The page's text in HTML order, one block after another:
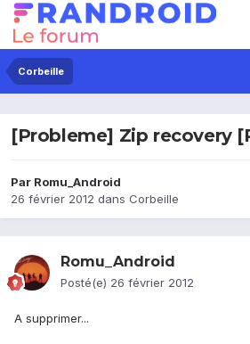
Corbeille
[Probleme] Zip recovery
Par Romu_Android
26 février 2012 dans Corbeille
Romu_Android
Posté(e) 26 février 2012
A supprimer...